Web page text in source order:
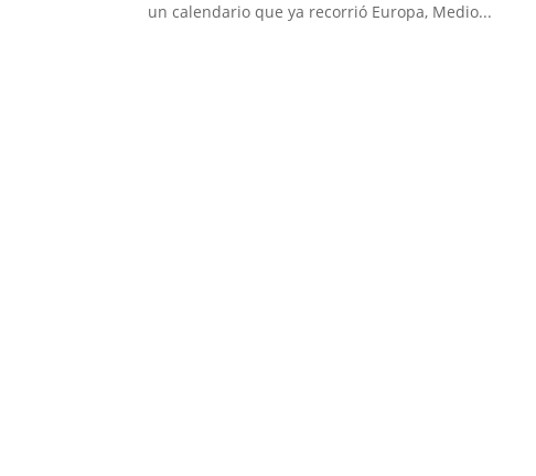
un calendario que ya recorrió Europa, Medio...